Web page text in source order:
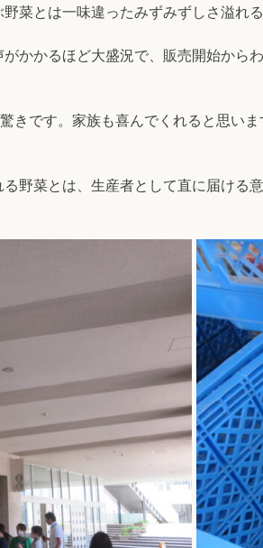
菜とは一味違ったみずみずしさ溢れ
かかるほど大盛況で、販売開始から
きです。家族も喜んでくれると思い
野菜とは、生産者として直に届け